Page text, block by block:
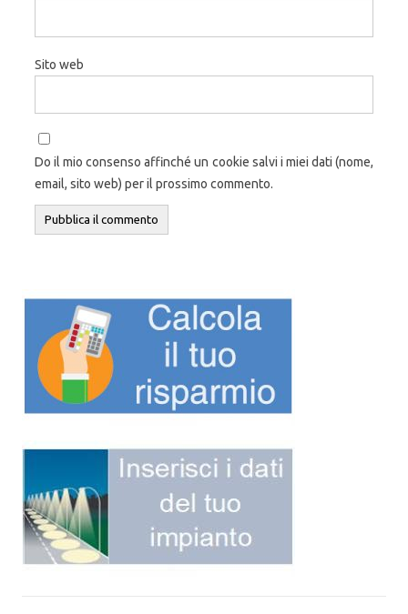
Sito web
Do il mio consenso affinché un cookie salvi i miei dati (nome,
email, sito web) per il prossimo commento.